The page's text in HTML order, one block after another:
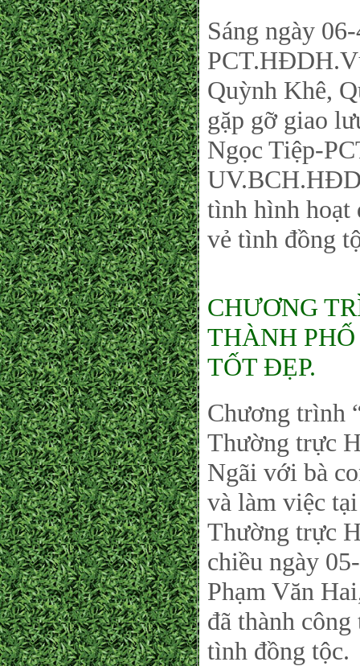
Sáng ngày
Quỳnh Khê,
gặp gỡ giao
Ngọc Tiệp-
tình hình hoạt
vẻ tình đồng
CHƯƠNG
THÀNH
TỐT ĐẸP.
Chương trình
Thường trực
Ngãi với bà
và làm việc
Thường trực
chiều ngày
Phạm Văn
đã thành
tình đồng tộc.